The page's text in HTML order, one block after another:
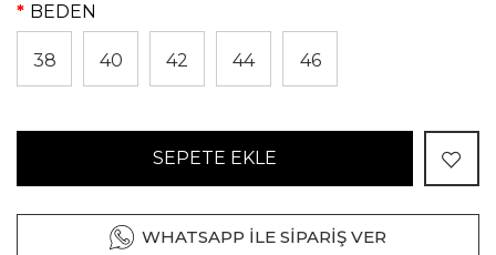
BEDEN
38 40 42 44 46
SEPETE EKLE
WHATSAPP İLE SİPARİŞ VER